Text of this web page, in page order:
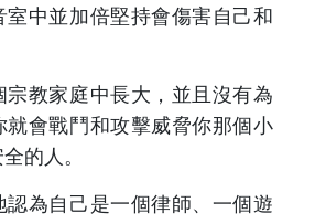
室中並加倍堅持會傷害自己和
宗教家庭中長大，並且沒有為
就會戰鬥和攻擊威脅你那個小
的人。
認為自己是一個律師、一個遊